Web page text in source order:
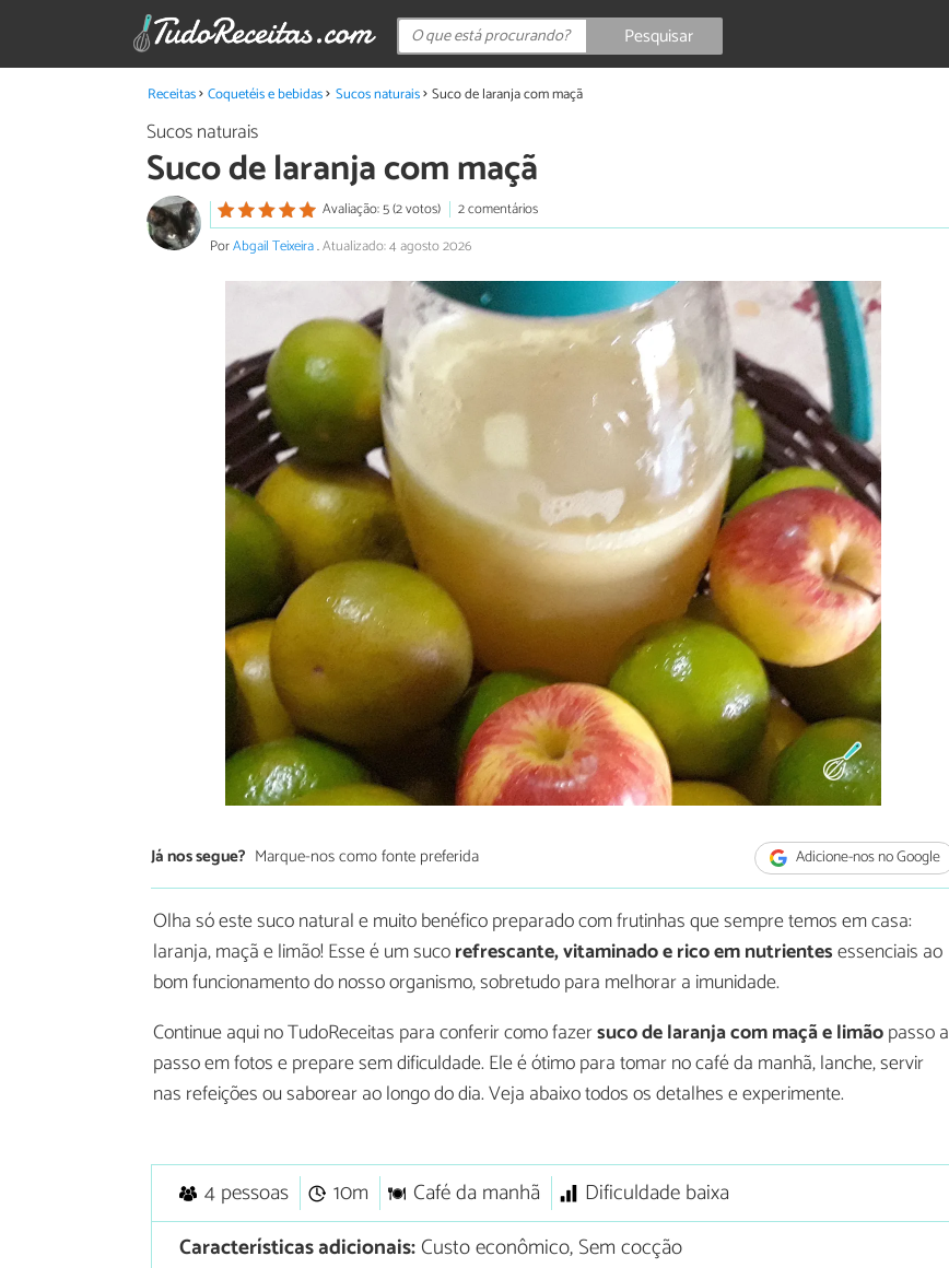
Pesquisar
Receitas Coquetéis e bebidas Sucos naturais Suco de laranja com maçã
Sucos naturais
Suco de laranja com maçã
Avaliação: 5 (2 votos)
2 comentários
PorAbgail Teixeira.Atualizado: 4 agosto 2026
Já nos segue? Marque-nos como fonte preferida Adicione-nos no Google
Olha só este suco natural e muito benéfico preparado com frutinhas que sempre temos em casa:
laranja, maçã e limão! Esse é um sucorefrescante, vitaminado e rico em nutrientesessenciais ao
bom funcionamento do nosso organismo, sobretudo para melhorar a imunidade.
Continue aqui no TudoReceitas para conferir como fazersuco de laranja com maçã e limãopasso a
passo em fotos e prepare sem dificuldade. Ele é ótimo para tomar no café da manhã, lanche, servir
nas refeições ou saborear ao longo do dia. Veja abaixo todos os detalhes e experimente.
4 pessoas 10m Café da manhã
Dificuldade baixa
Características adicionais:Custo econômico, Sem cocção